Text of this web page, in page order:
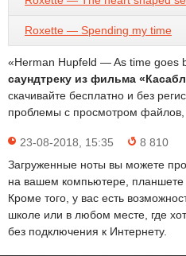
Roxette — Spending my time
«Herman Hupfeld — As time goes
саундтреку из фильма
скачивайте бесплатно и без
проблемы с просмотром файлов,
23-08-2018, 15:35
8 810
Загруженные ноты вы можете
на вашем компьютере, планшете
Кроме того, у вас есть
школе или в любом месте, где
без подключения к Интернету.